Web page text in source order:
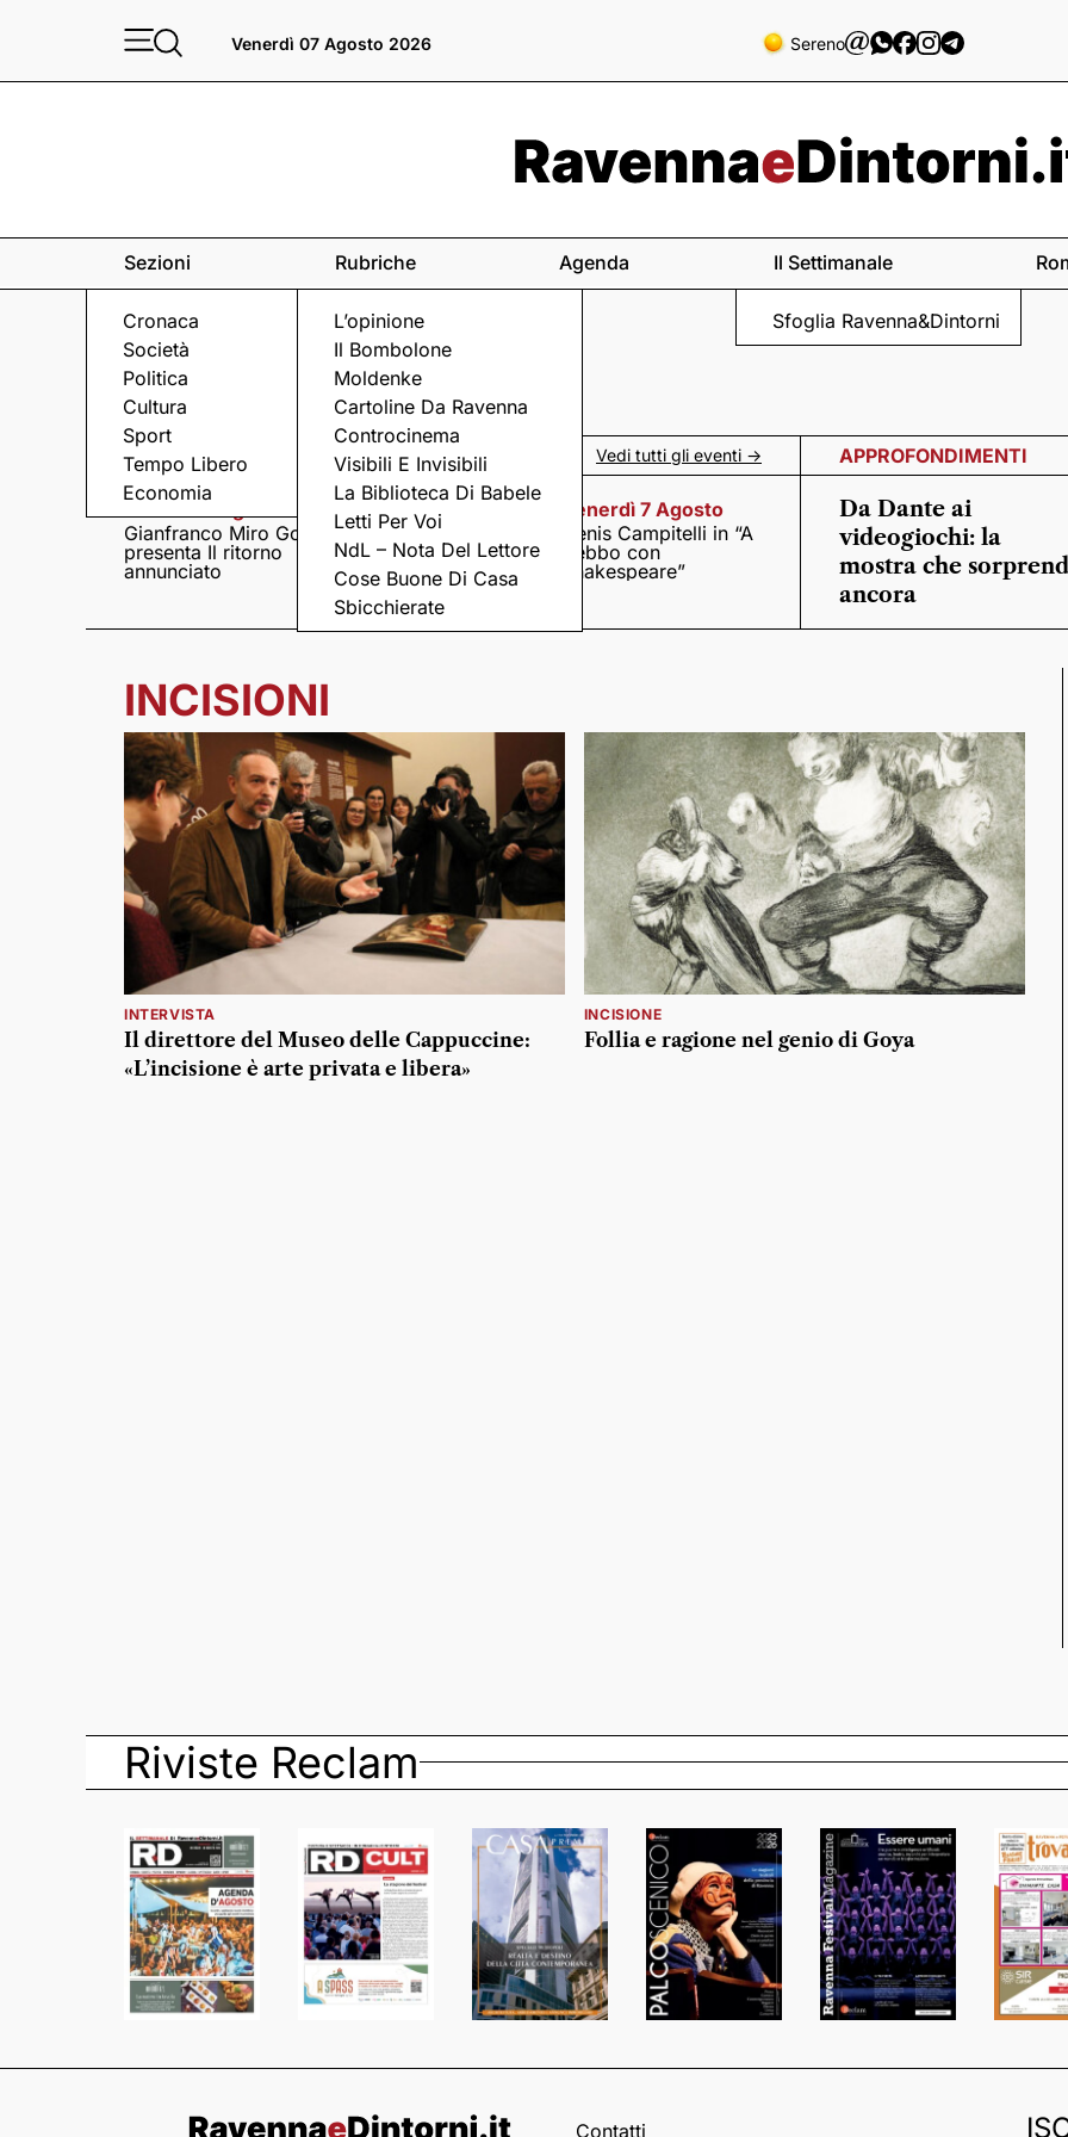
Venerdì 07 Agosto 2026 Sereno
Sezioni
Cronaca
Società
Politica
Cultura
Sport
Tempo Libero
Economia
Rubriche
L’opinione
Il Bombolone
Moldenke
Cartoline Da Ravenna
Controcinema
Visibili E Invisibili
La Biblioteca Di Babele
Letti Per Voi
NdL – Nota Del Lettore
Cose Buone Di Casa
Sbicchierate
Agenda Il Settimanale
Sfoglia Ravenna&Dintorni
Eventi a Ravenna e dintorni Vedi tutti gli eventi ->
Gianfranco Miro Gori
presenta Il ritorno
annunciato
Venerdì 7 Agosto
I Fine Before You
Came tornano con il
disco “C’è ancora
amore”
Venerdì 7 Agosto
Denis Campitelli in “A
trebbo con
Shakespeare”
APPROFONDIMENTI
Da Dante ai
videogiochi: la
mostra che
ancora
INCISIONI
INTERVISTA
Il direttore del Museo delle Cappuccine:
«L’incisione è arte privata e libera»
INCISIONE
Follia e ragione nel genio di Goya
Riviste Reclam
Contatti